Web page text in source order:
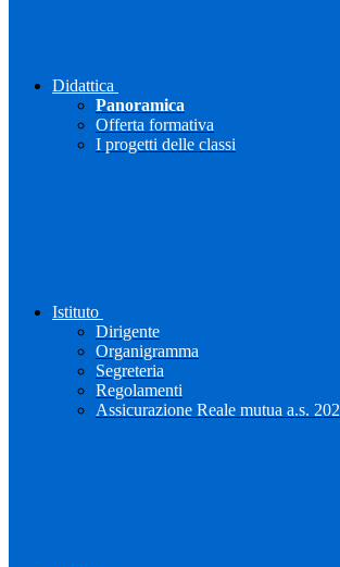
Didattica
Panoramica
Offerta formativa
I progetti delle classi
Istituto
Dirigente
Organigramma
Segreteria
Regolamenti
Assicurazione Reale mutua a.s.